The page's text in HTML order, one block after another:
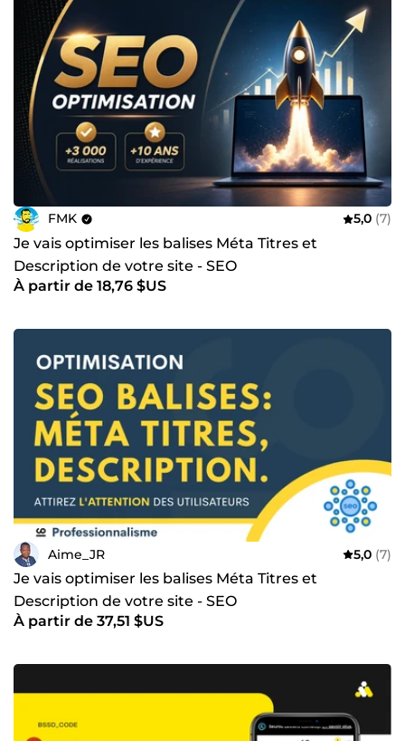
FMK 5,0 (7)
Je vais optimiser les balises Méta Titres et
Description de votre site - SEO
À partir de 18,76 $US
Aime_JR 5,0 (7)
Je vais optimiser les balises Méta Titres et
Description de votre site - SEO
À partir de 37,51 $US